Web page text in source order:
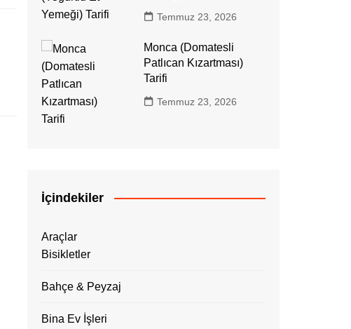
Temmuz 23, 2026
Monca (Domatesli
Patlıcan Kızartması)
Tarifi
Temmuz 23, 2026
İçindekiler
Araçlar
Bisikletler
Bahçe & Peyzaj
Bina Ev İşleri